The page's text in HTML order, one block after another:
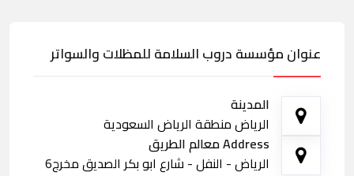
عنوان مؤسسة دروب السلامة للمظلات والسواتر
المدينة
الرياض منطقة الرياض السعودية
Address معالم الطريق
الرياض - النفل - شارع ابو بكر الصديق مخرج6